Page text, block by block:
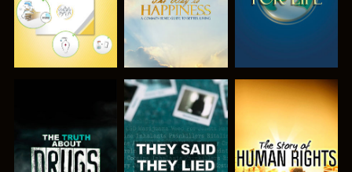
VE VE